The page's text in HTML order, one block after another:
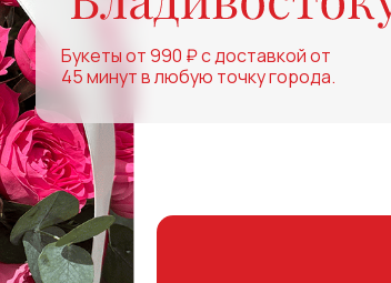
Букеты от 990 ₽ с доставкой от
45 минут в любую точку города.